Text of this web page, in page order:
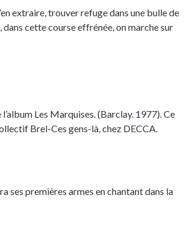
extraire, trouver refuge dans une bulle de
cette course effrénée, on marche sur
l’album Les Marquises. (Barclay. 1977). Ce
Brel-Ces gens-là, chez DECCA.
ses premières armes en chantant dans la